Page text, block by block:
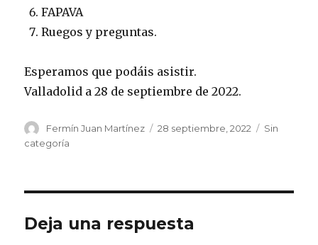
FAPAVA
Ruegos y preguntas.
Esperamos que podáis asistir.
Valladolid a 28 de septiembre de 2022.
Autor
Fermín Juan Martínez
Publicado
28 septiembre, 2022 Categorías
Sin
categoría
Deja una respuesta